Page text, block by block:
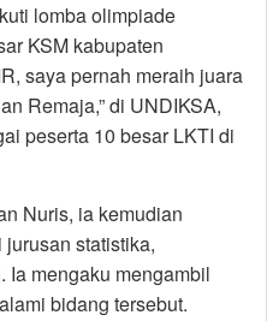
lomba olimpiade
KSM kabupaten
saya pernah meraih juara
Remaja,” di UNDIKSA,
peserta 10 besar LKTI di
Nuris, ia kemudian
statistika,
Ia mengaku mengambil
bidang tersebut.